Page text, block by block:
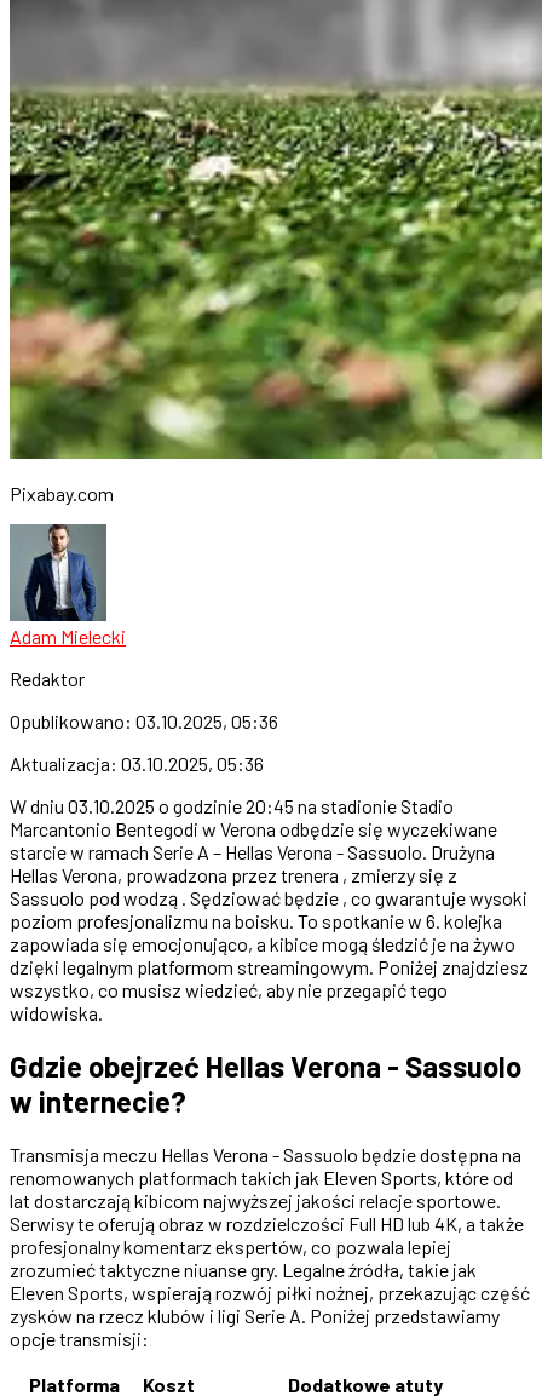
Pixabay.com
Adam Mielecki
Redaktor
Opublikowano: 03.10.2025, 05:36
Aktualizacja: 03.10.2025, 05:36
W dniu 03.10.2025 o godzinie 20:45 na stadionie Stadio
Marcantonio Bentegodi w Verona odbędzie się wyczekiwane
starcie w ramach Serie A – Hellas Verona - Sassuolo. Drużyna
Hellas Verona, prowadzona przez trenera , zmierzy się z
Sassuolo pod wodzą . Sędziować będzie , co gwarantuje wysoki
poziom profesjonalizmu na boisku. To spotkanie w 6. kolejka
zapowiada się emocjonująco, a kibice mogą śledzić je na żywo
dzięki legalnym platformom streamingowym. Poniżej znajdziesz
wszystko, co musisz wiedzieć, aby nie przegapić tego
widowiska.
Gdzie obejrzeć Hellas Verona - Sassuolo
w internecie?
Transmisja meczu Hellas Verona - Sassuolo będzie dostępna na
renomowanych platformach takich jak Eleven Sports, które od
lat dostarczają kibicom najwyższej jakości relacje sportowe.
Serwisy te oferują obraz w rozdzielczości Full HD lub 4K, a także
profesjonalny komentarz ekspertów, co pozwala lepiej
zrozumieć taktyczne niuanse gry. Legalne źródła, takie jak
Eleven Sports, wspierają rozwój piłki nożnej, przekazując część
zysków na rzecz klubów i ligi Serie A. Poniżej przedstawiamy
opcje transmisji:
Platforma
Koszt Dodatkowe atuty